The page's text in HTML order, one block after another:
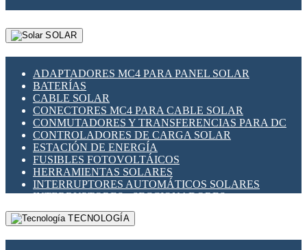
SOLAR
ADAPTADORES MC4 PARA PANEL SOLAR
BATERÍAS
CABLE SOLAR
CONECTORES MC4 PARA CABLE SOLAR
CONMUTADORES Y TRANSFERENCIAS PARA DC
CONTROLADORES DE CARGA SOLAR
ESTACIÓN DE ENERGÍA
FUSIBLES FOTOVOLTÁICOS
HERRAMIENTAS SOLARES
INTERRUPTORES AUTOMÁTICOS SOLARES
INTERRUPTORES - SECCIONADORES
FOTOVOLTÁICOS
MONTAJE PANEL SOLAR
TECNOLOGÍA